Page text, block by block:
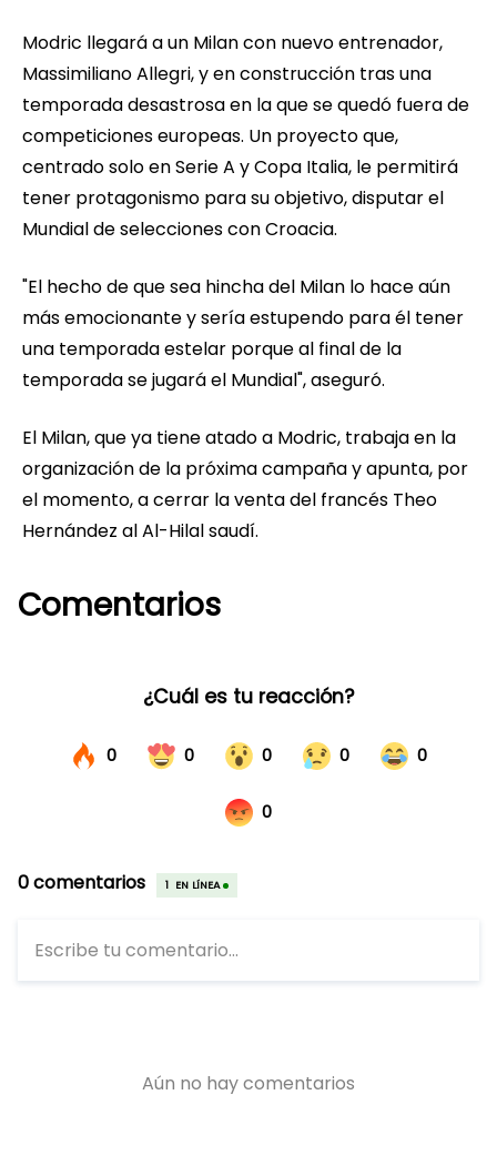
Modric llegará a un Milan con nuevo entrenador,
Massimiliano Allegri, y en construcción tras una
temporada desastrosa en la que se quedó fuera de
competiciones europeas. Un proyecto que,
centrado solo en Serie A y Copa Italia, le permitirá
tener protagonismo para su objetivo, disputar el
Mundial de selecciones con Croacia.
"El hecho de que sea hincha del Milan lo hace aún
más emocionante y sería estupendo para él tener
una temporada estelar porque al final de la
temporada se jugará el Mundial", aseguró.
El Milan, que ya tiene atado a Modric, trabaja en la
organización de la próxima campaña y apunta, por
el momento, a cerrar la venta del francés Theo
Hernández al Al-Hilal saudí.
Comentarios